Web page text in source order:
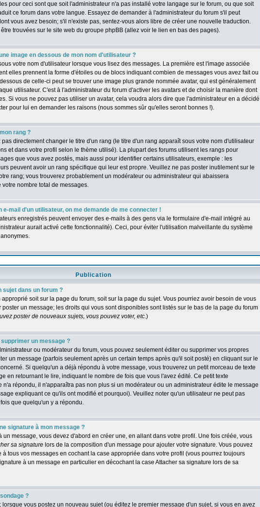
pour ceci sont que soit l'administrateur n'a pas installé votre langage sur le forum, ou que soit
ce forum dans votre langue. Essayez de demander à l'administrateur du forum s'il peut
vous avez besoin; s'il n'existe pas, sentez-vous alors libre de créer une nouvelle traduction.
trouvées sur le site web du groupe phpBB (allez voir le lien en bas des pages).
image en dessous de mon nom d'utilisateur ?
votre nom d'utilisateur lorsque vous lisez des messages. La première est l'image associée
elles prennent la forme d'étoiles ou de blocs indiquant combien de messages vous avez fait ou
de celle-ci peut se trouver une image plus grande nommée avatar, qui est généralement
utilisateur. C'est à l'administrateur du forum d'activer les avatars et de choisir la manière dont
Si vous ne pouvez pas utiliser un avatar, cela voudra alors dire que l'administrateur en a décidé
pour lui en demander les raisons (nous sommes sûr qu'elles seront bonnes !).
rang ?
directement changer le titre d'un rang (le titre d'un rang apparaît sous votre nom d'utilisateur
et dans votre profil selon le thème utilisé). La plupart des forums utilisent les rangs pour
que vous avez postés, mais aussi pour identifier certains utilisateurs, exemple : les
peuvent avoir un rang spécifique qui leur est propre. Veuillez ne pas poster inutilement sur le
rang; vous trouverez probablement un modérateur ou administrateur qui abaissera
nombre total de messages.
e-mail d'un utilisateur, on me demande de me connecter !
enregistrés peuvent envoyer des e-mails à des gens via le formulaire d'e-mail intégré au
aurait activé cette fonctionnalité). Ceci, pour éviter l'utilisation malveillante du système
Publication
sujet dans un forum ?
soit sur la page du forum, soit sur la page du sujet. Vous pourriez avoir besoin de vous
un message; les droits qui vous sont disponibles sont listés sur le bas de la page du forum
poster de nouveaux sujets, vous pouvez voter, etc.)
un message ?
ou modérateur du forum, vous pouvez seulement éditer ou supprimer vos propres
un message (parfois seulement après un certain temps après qu'il soit posté) en cliquant sur le
Si quelqu'un a déjà répondu à votre message, vous trouverez un petit morceau de texte
en retournant le lire, indiquant le nombre de fois que vous l'avez édité. Ce petit texte
n'a répondu, il n'apparaîtra pas non plus si un modérateur ou un administrateur édite le message
expliquant ce qu'ils ont modifié et pourquoi). Veuillez noter qu'un utilisateur ne peut pas
que quelqu'un y a répondu.
signature à mon message ?
un message, vous devez d'abord en créer une, en allant dans votre profil. Une fois créée, vous
sa signature lors de la composition d'un message pour ajouter votre signature. Vous pouvez
à tous vos messages en cochant la case appropriée dans votre profil (vous pourrez toujours
à un message en particulier en décochant la case Attacher sa signature lors de sa
?
vous postez un nouveau sujet (ou éditez le premier message d'un sujet, si vous en avez